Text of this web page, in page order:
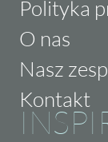
Starker
Polityka
O nas
Nasz
Kontakt